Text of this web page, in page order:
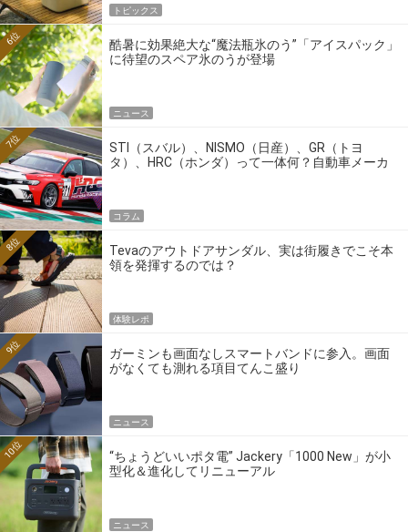
トピックス
酷暑に効果絶大な“魔法瓶氷のう”「アイスパック」
に待望のスペア氷のうが登場
6位
ニュース
STI（スバル）、NISMO（日産）、GR（トヨ
タ）、HRC（ホンダ）って一体何？自動車メーカ
7位
コラム
Tevaのアウトドアサンダル、実は街履きでこそ本
領を発揮するのでは？
8位
体験レポ
ガーミンも画面なしスマートバンドに参入。画面
がなくても測れる項目てんこ盛り
9位
ニュース
“ちょうどいいポタ電” Jackery「1000 New」が小
型化＆進化してリニューアル
10位
ニュース